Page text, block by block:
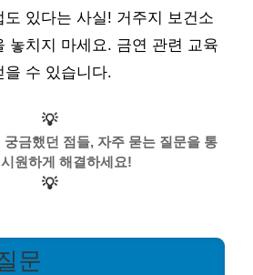
있다는 사실! 거주지 보건소
놓치지 마세요. 금연 관련 교육
을 수 있습니다.
💡
금했던 점들, 자주 묻는 질문을 통
원하게 해결하세요!
💡
문